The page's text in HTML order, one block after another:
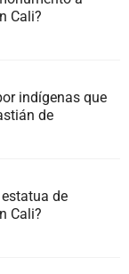
Cali?
indígenas que
de
de
Cali?